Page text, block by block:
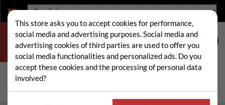
Idioma:
Buscar
This store asks you to accept cookies for performance,
social media and advertising purposes. Social media and
advertising cookies of third parties are used to offer you
social media functionalities and personalized ads. Do you
accept these cookies and the processing of personal data
involved?